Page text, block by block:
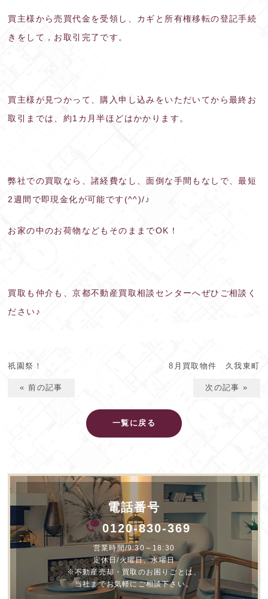
買主様から売買代金を受領し、カギと所有権移転の登記手続
きをして，お取引完了です。
買主様が見つかって、購入申し込みをいただいてから最終お
取引までは、約1カ月半ほどはかかります。
弊社での買取なら、諸経費なし、面倒な手間もなしで、最短
2週間で即現金化が可能です(^^)/♪
お家の中のお荷物などもそのままでOK！
買取も仲介も、京都不動産買取相談センターへぜひご相談く
ださい♪
祇園祭！
« 前の記事
一覧に戻る
8月買取物件 久我東町
次の記事 »
電話番号
0120-830-369
営業時間/9:30～18:30
定休日/火曜日、水曜日
※不動産売却・買取のお困りごとは、
当社までお気軽にご相談下さい。